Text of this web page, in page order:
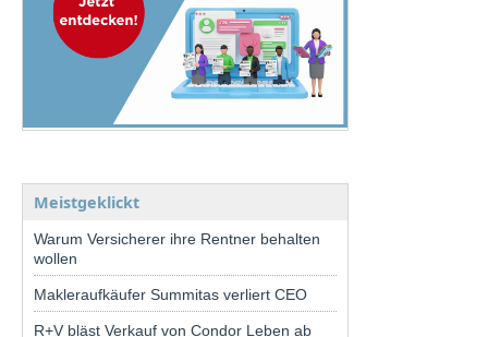
Meistgeklickt
Warum Versicherer ihre Rentner behalten
wollen
Makleraufkäufer Summitas verliert CEO
R+V bläst Verkauf von Condor Leben ab